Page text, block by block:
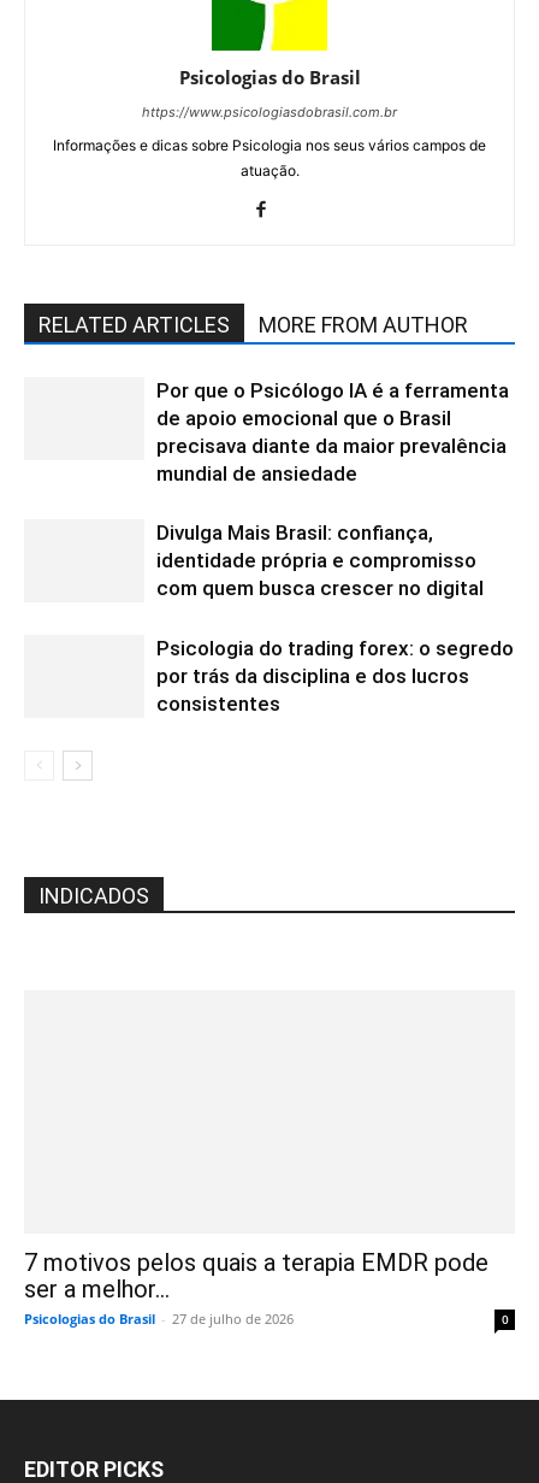
Psicologias do Brasil
https://www.psicologiasdobrasil.com.br
Informações e dicas sobre Psicologia nos seus vários campos de
atuação.
RELATED ARTICLES MORE FROM AUTHOR
Por que o Psicólogo IA é a ferramenta
de apoio emocional que o Brasil
precisava diante da maior prevalência
mundial de ansiedade
Divulga Mais Brasil: confiança,
identidade própria e compromisso
com quem busca crescer no digital
Psicologia do trading forex: o segredo
por trás da disciplina e dos lucros
consistentes
INDICADOS
7 motivos pelos quais a terapia EMDR pode
ser a melhor...
Psicologias do Brasil - 27 de julho de 2026 0
EDITOR PICKS